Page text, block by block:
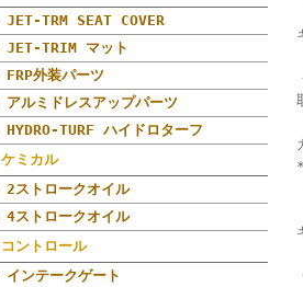
JET-TRM SEAT COVER
JET-TRIM マット
FRP外装パーツ
アルミドレスアップパーツ
HYDRO-TURF ハイドロターフ
ケミカル
2ストロークオイル
4ストロークオイル
コントロール
インテークゲート